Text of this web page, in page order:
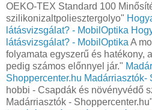
OEKO-TEX Standard 100
szilikonizaltpoliesztergolyo"
látásvizsgálat? - MobilOptika
látásvizsgálat? - MobilOptika A
folyamata egyszerű és hatékony,
pedig számos előnnyel jár."
Shoppercenter.hu Madárriasztók-
hobbi - Csapdák és növényvédő
Madárriasztók - Shoppercenter.hu"